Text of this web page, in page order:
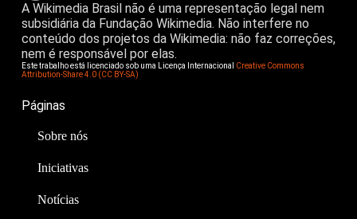
A Wikimedia Brasil não é uma representação legal nem
subsidiária da Fundação Wikimedia. Não interfere no
conteúdo dos projetos da Wikimedia: não faz correções,
nem é responsável por elas.
Este trabalho está licenciado sob uma Licença Internacional
Creative Commons
Attribution-Share 4.0 (CC BY-SA)
Páginas
Sobre nós
Iniciativas
Notícias